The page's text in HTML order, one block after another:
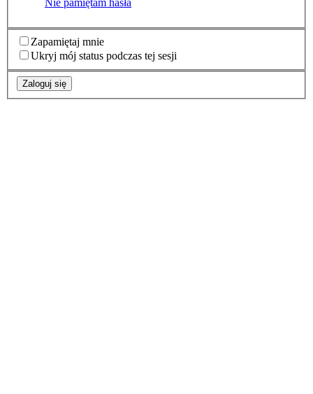
Nie pamiętam hasła
Zapamiętaj mnie
Ukryj mój status podczas tej sesji